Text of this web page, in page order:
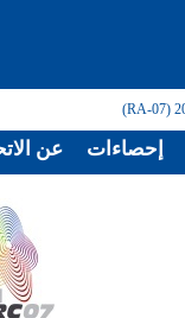
عن إحصاءات